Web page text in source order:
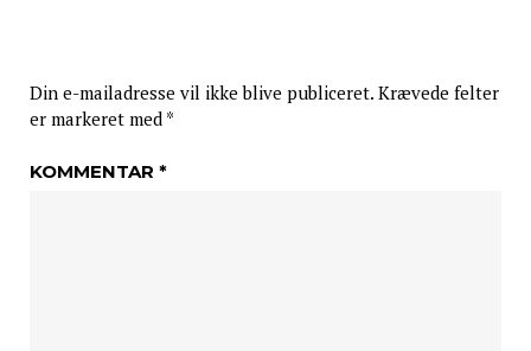
Din e-mailadresse vil ikke blive publiceret. Krævede felter
er markeret med *
KOMMENTAR *